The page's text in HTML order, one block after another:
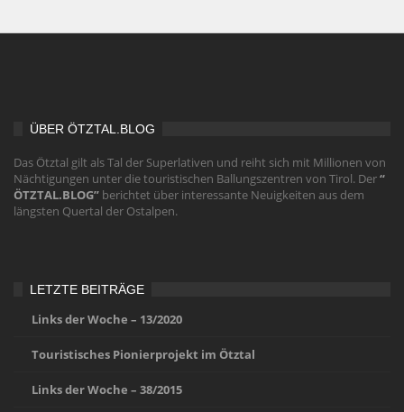
ÜBER ÖTZTAL.BLOG
Das Ötztal gilt als Tal der Superlativen und reiht sich mit Millionen von
Nächtigungen unter die touristischen Ballungszentren von Tirol. Der“
ÖTZTAL.BLOG” berichtet über interessante Neuigkeiten aus dem
längsten Quertal der Ostalpen.
LETZTE BEITRÄGE
Links der Woche – 13/2020
Touristisches Pionierprojekt im Ötztal
Links der Woche – 38/2015